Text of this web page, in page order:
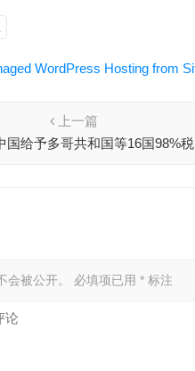
上一篇
国给予多哥共和国等16国98%
会被公开。 必填项已用 * 标注